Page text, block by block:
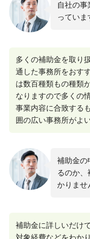
自社の
っていま
多くの補助金を取り
通した事務所をおす
は数百種類もの種類
なりますので多くの
事業内容に合致する
囲の広い事務所がよ
補助金の
るのか
かりませ
補助金に詳しいだけ